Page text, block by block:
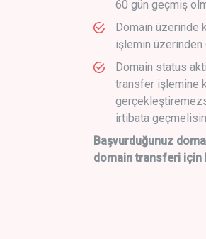
60 gün geçmiş
Domain üzerinde
işlemin üzerinden
Domain status
transfer işlemine
irtibata
Başvurduğunuz
domain transferi için